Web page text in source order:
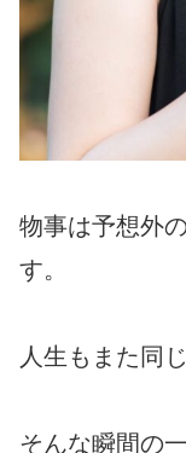
物事は予想外
す。
人生もまた同
そんな瞬間の